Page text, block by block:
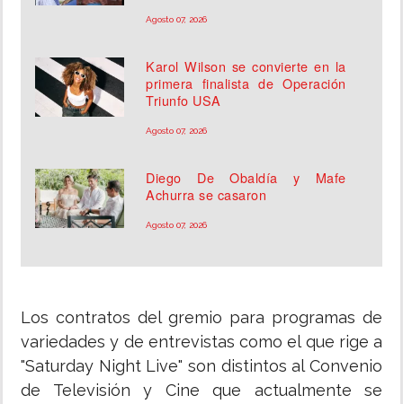
Agosto 07, 2026
Karol Wilson se convierte en la
primera finalista de Operación
Triunfo USA
Agosto 07, 2026
Diego De Obaldía y Mafe
Achurra se casaron
Agosto 07, 2026
Los contratos del gremio para programas de
variedades y de entrevistas como el que rige a
"Saturday Night Live" son distintos al Convenio
de Televisión y Cine que actualmente se